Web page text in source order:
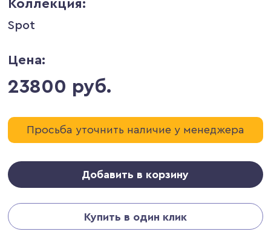
Коллекция:
Spot
Цена:
23800 руб.
Просьба уточнить наличие у менеджера
Добавить в корзину
Купить в один клик